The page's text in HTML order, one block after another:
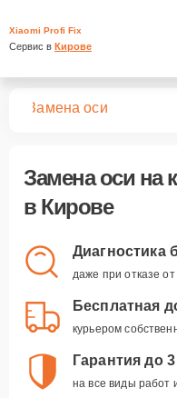
Xiaomi Profi Fix
Сервис в Кирове
Замена оси
Замена оси на
в Кирове
Диагностика
даже при отказе
Бесплатная
курьером
Гарантия до
на все виды работ